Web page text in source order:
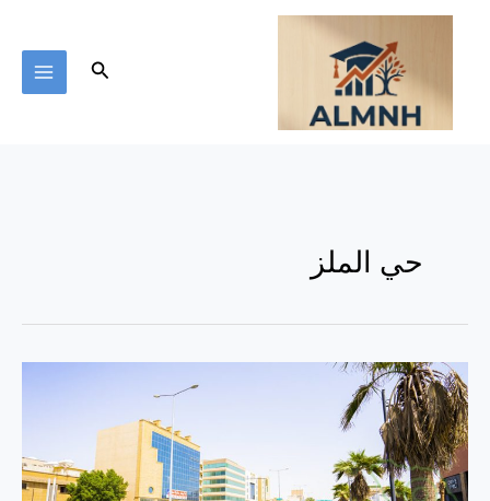
تخطي
البحث
حي الملز
معلومات
هامة
حول
حي
الملز
بمدينة